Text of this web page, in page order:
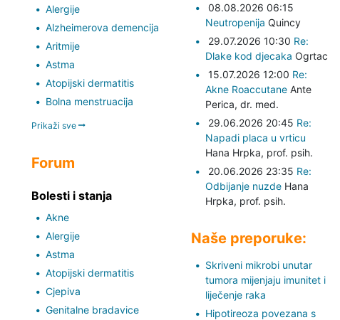
Alergije
Alzheimerova demencija
Aritmije
Astma
Atopijski dermatitis
Bolna menstruacija
Prikaži sve
Forum
Bolesti i stanja
Akne
Alergije
Astma
Atopijski dermatitis
Cjepiva
Genitalne bradavice
08.08.2026 06:15
Neutropenija Quincy
29.07.2026 10:30 Re:
Dlake kod djecaka Ogrtac
15.07.2026 12:00 Re:
Akne Roaccutane Ante
Perica, dr. med.
29.06.2026 20:45 Re:
Napadi placa u vrticu
Hana Hrpka, prof. psih.
20.06.2026 23:35 Re:
Odbijanje nuzde Hana
Hrpka, prof. psih.
Naše preporuke:
Skriveni mikrobi unutar
tumora mijenjaju imunitet i
liječenje raka
Hipotireoza povezana s